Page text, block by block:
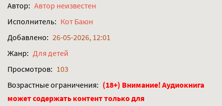
Автор: Автор неизвестен
Исполнитель: Кот Баюн
Добавлено: 26-05-2026, 12:01
Жанр: Для детей
Просмотров: 103
Возрастные ограничения: (18+) Внимание! Аудиокнига
может содержать контент только для